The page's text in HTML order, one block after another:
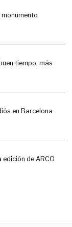
tiempo, más
en Barcelona
de ARCO